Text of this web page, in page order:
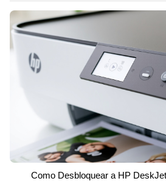
Como Desbloquear a HP